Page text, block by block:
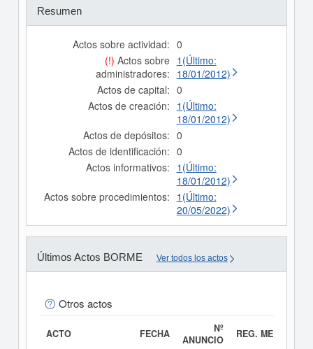
Resumen
Actos sobre actividad: 0
(!) Actos sobre
administradores:
1(Último:
18/01/2012)
Actos de capital: 0
Actos de creación: 1(Último:
18/01/2012)
Actos de depósitos: 0
Actos de identificación: 0
Actos informativos: 1(Último:
18/01/2012)
Actos sobre procedimientos: 1(Último:
20/05/2022)
Últimos Actos BORME Ver todos los actos
Otros actos
ACTO FECHA
Nº
ANUNCIO
REG. MERC.